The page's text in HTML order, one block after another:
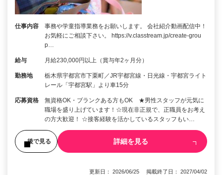
仕事内容
事務や学童指導業務をお願いします。 会社紹介動画配信中！
お気軽にご相談下さい。 https://v.classtream.jp/create-grou
p…
給与 月給230,000円以上（賞与年2ヶ月分）
勤務地
栃木県宇都宮市下栗町／JR宇都宮線・日光線・宇都宮ライト
レール「宇都宮駅」より車15分
応募資格
無資格OK・ブランクある方もOK ★男性スタッフが元気に
職場を盛り上げています！☆現在非正規で、正職員をお考え
の方大歓迎！ ☆接客経験を活かしているスタッフもい…
後で見る 詳細を見る
更新日： 2026/06/25 掲載終了日： 2027/04/02